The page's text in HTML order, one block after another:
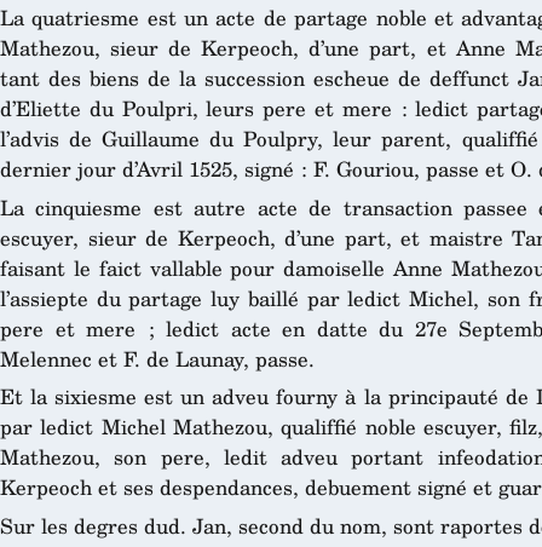
La quatriesme est un acte de partage noble et
Mathezou, sieur de Kerpeoch, d’une part, et Anne
tant des biens de la succession escheue de deffunct
d’Eliette du Poulpri, leurs pere et mere : ledict
l’advis de Guillaume du Poulpry, leur parent,
dernier jour d’Avril 1525, signé : F. Gouriou, passe et O.
La cinquiesme est autre acte de transaction
escuyer, sieur de Kerpeoch, d’une part, et maistre
faisant le faict vallable pour damoiselle Anne
l’assiepte du partage luy baillé par ledict Michel, son
pere et mere ; ledict acte en datte du 27e
Melennec et F. de Launay, passe.
Et la sixiesme est un adveu fourny à la principauté
par ledict Michel Mathezou, qualiffié noble escuyer,
Mathezou, son pere, ledit adveu portant
Kerpeoch et ses despendances, debuement signé et
Sur les degres dud. Jan, second du nom, sont raportes